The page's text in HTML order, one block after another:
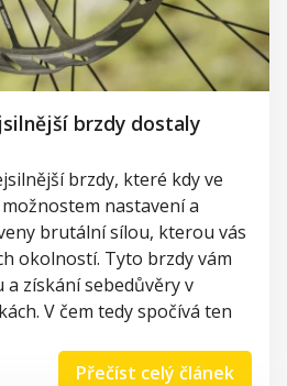
brzdy dostaly
brzdy, které kdy ve
nastavení a
brutální sílou, kterou vás
okolností. Tyto brzdy vám
získání sebedůvěry v
V čem tedy spočívá ten
Přečíst celý článek